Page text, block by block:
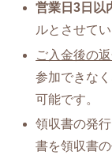
営業日3日以
ルとさせて
ご入金後の
参加できな
可能です。
領収書の発
書を領収書